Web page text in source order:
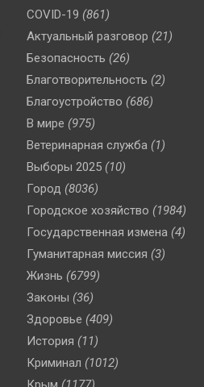
COVID-19 (861)
Актуальный разговор (21)
Безопасность (26)
Благотворительность (2)
Благоустройство (686)
В мире (975)
Ветеринарная служба (1)
Выборы 2025 (10)
Город (8036)
Городское хозяйство (1984)
Государственная измена (4)
Гуманитарная миссия (3)
Жизнь (6799)
Законы (36)
Здоровье (409)
История (11)
Криминал (1012)